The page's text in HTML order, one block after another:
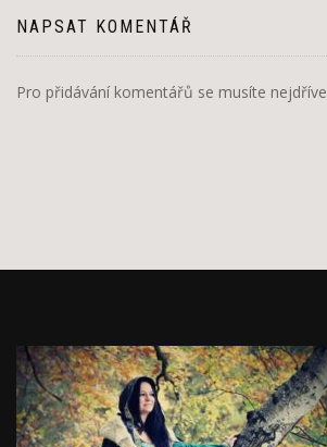
NAPSAT KOMENTÁŘ
Pro přidávání komentářů se musíte nejdříve